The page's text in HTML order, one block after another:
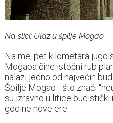
Na slici: Ulaz u špilje Mogao
Naime, pet kilometara
Mogaoa čine istočni rub
nalazi jedno od najvećih
Špilje Mogao - što znači
su izravno u litice
godine nove ere.